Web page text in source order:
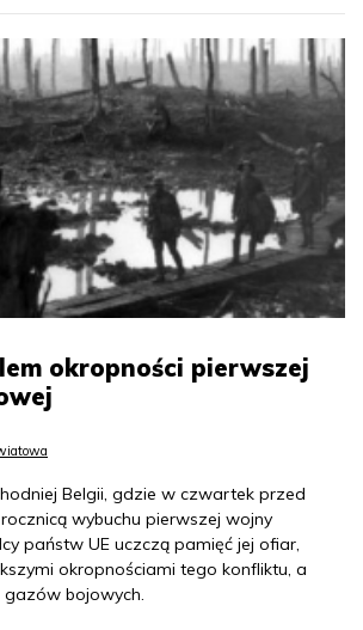
okropności pierwszej
Belgii, gdzie w czwartek przed
wybuchu pierwszej wojny
państw UE uczczą pamięć jej ofiar,
okropnościami tego konfliktu, a
gazów bojowych.